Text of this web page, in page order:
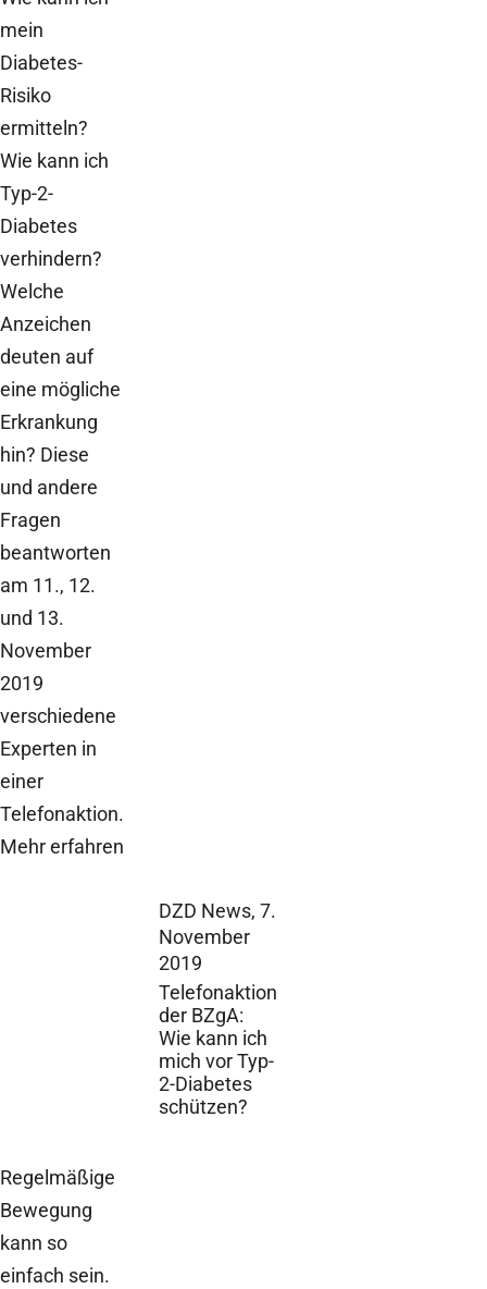
DZD News, 7.
November
2019
Telefonaktion
der BZgA:
Wie kann ich
mich vor Typ-
2-Diabetes
schützen?
mein
Diabetes-
Risiko
ermitteln?
Wie kann ich
Typ-2-
Diabetes
verhindern?
Welche
Anzeichen
deuten auf
eine mögliche
Erkrankung
hin? Diese
und andere
Fragen
beantworten
am 11., 12.
und 13.
November
2019
verschiedene
Experten in
einer
Telefonaktion.
Mehr erfahren
Regelmäßige
Bewegung
kann so
einfach sein.